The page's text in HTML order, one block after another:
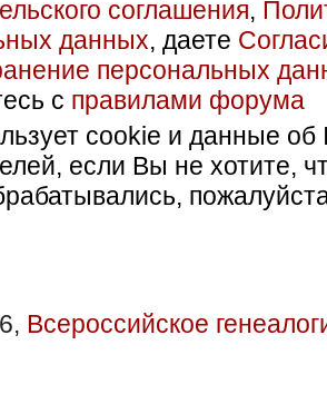
соглашения,
данных, даете
персональных
с правилами форума
cookie и данные об
если Вы не хотите,
Всероссийское